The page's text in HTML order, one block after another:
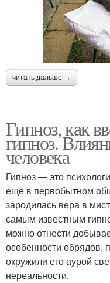
читать дальше →
Гипноз, как
гипноз.
человека
Гипноз — это
ещё в первобытном
зародилась вера в
самым известным
можно отнести
особенности
окружили его аурой
нереальности.